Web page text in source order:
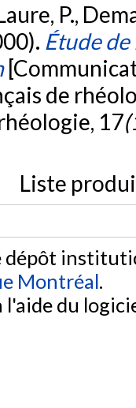
P.,
Étude
de
17
Liste
dépôt
Montréal.
l'aide du